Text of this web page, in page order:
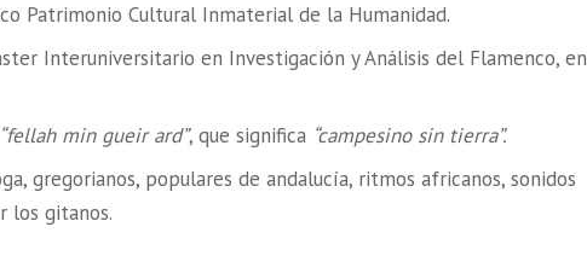
Patrimonio Cultural Inmaterial de la Humanidad.
Interuniversitario en Investigación y Análisis del Flamenco, en
“fellah min gueir ard”, que significa “campesino sin tierra”.
gregorianos, populares de andalucía, ritmos africanos, sonidos
los gitanos.